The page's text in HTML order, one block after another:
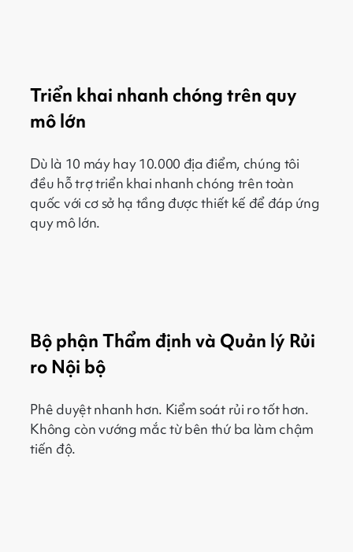
Triển khai nhanh chóng trên quy
mô lớn
Dù là 10 máy hay 10.000 địa điểm, chúng tôi
đều hỗ trợ triển khai nhanh chóng trên toàn
quốc với cơ sở hạ tầng được thiết kế để đáp ứng
quy mô lớn.
Bộ phận Thẩm định và Quản lý Rủi
ro Nội bộ
Phê duyệt nhanh hơn. Kiểm soát rủi ro tốt hơn.
Không còn vướng mắc từ bên thứ ba làm chậm
tiến độ.